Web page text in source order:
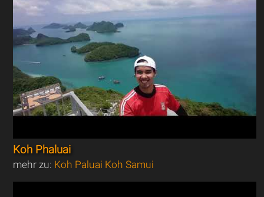
Koh Phaluai
mehr zu: Koh Paluai Koh Samui